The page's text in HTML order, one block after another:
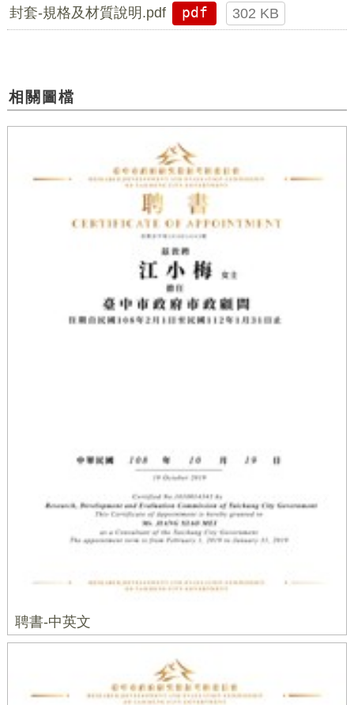
封套-規格及材質說明.pdf pdf 302 KB
相關圖檔
聘書-中英文